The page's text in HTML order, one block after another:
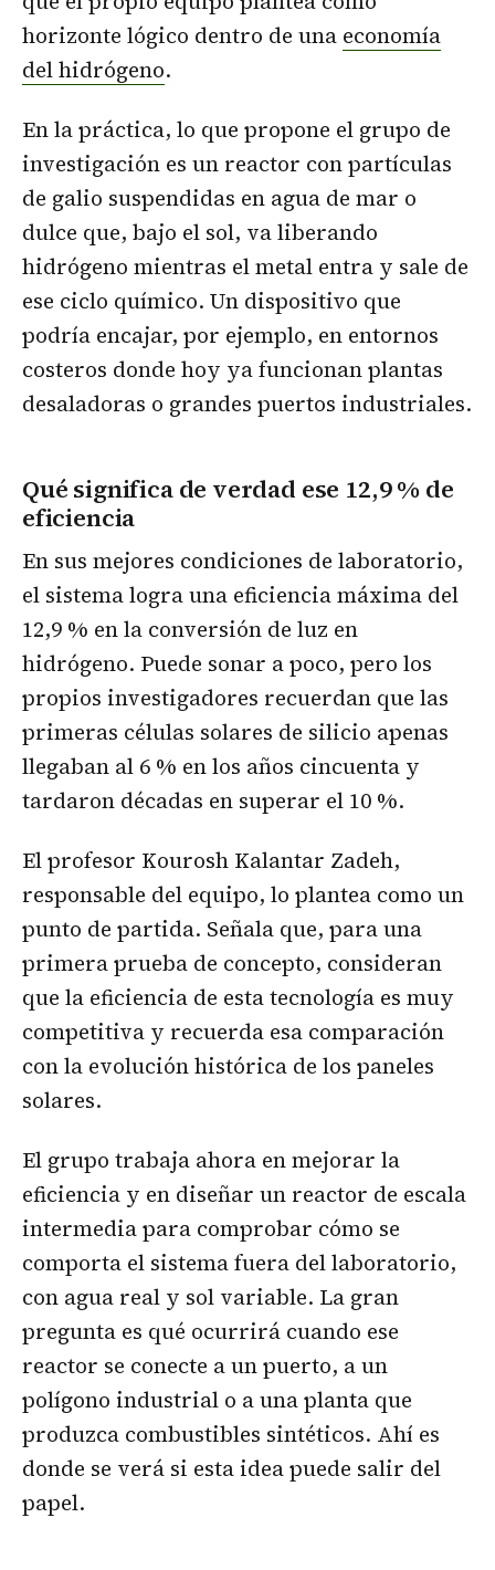
horizonte lógico dentro de una economía
del hidrógeno.
En la práctica, lo que propone el grupo de
investigación es un reactor con partículas
de galio suspendidas en agua de mar o
dulce que, bajo el sol, va liberando
hidrógeno mientras el metal entra y sale de
ese ciclo químico. Un dispositivo que
podría encajar, por ejemplo, en entornos
costeros donde hoy ya funcionan plantas
desaladoras o grandes puertos industriales.
Qué significa de verdad ese 12,9% de
eficiencia
En sus mejores condiciones de laboratorio,
el sistema logra una eficiencia máxima del
12,9 % en la conversión de luz en
hidrógeno. Puede sonar a poco, pero los
propios investigadores recuerdan que las
primeras células solares de silicio apenas
llegaban al 6 % en los años cincuenta y
tardaron décadas en superar el 10 %.
El profesor Kourosh Kalantar Zadeh,
responsable del equipo, lo plantea como un
punto de partida. Señala que, para una
primera prueba de concepto, consideran
que la eficiencia de esta tecnología es muy
competitiva y recuerda esa comparación
con la evolución histórica de los paneles
solares.
El grupo trabaja ahora en mejorar la
eficiencia y en diseñar un reactor de escala
intermedia para comprobar cómo se
comporta el sistema fuera del laboratorio,
con agua real y sol variable. La gran
pregunta es qué ocurrirá cuando ese
reactor se conecte a un puerto, a un
polígono industrial o a una planta que
produzca combustibles sintéticos. Ahí es
donde se verá si esta idea puede salir del
papel.